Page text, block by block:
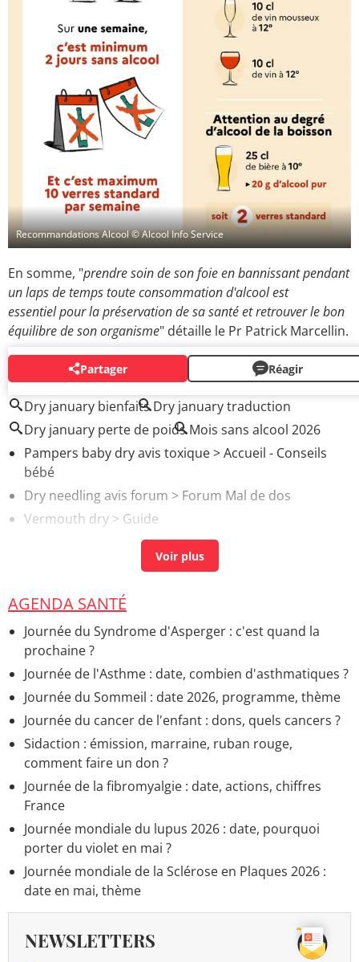
Recommandations Alcool© Alcool Info Service
En somme, "prendre soin de son foie en bannissant pendant
un laps de temps toute consommation d'alcool est
essentiel pour la préservation de sa santé et retrouver le bon
équilibre de son organisme" détaille le Pr Patrick Marcellin.
Partager Réagir
AUTOUR DU MÊME SUJET
Dry january bienfaits Dry january traduction
Dry january perte de poids Mois sans alcool 2026
Pampers baby dry avis toxique> Accueil - Conseils
bébé
Dry needling avis forum > Forum Mal de dos
Vermouth dry > Guide
> Accueil - Pratiques
Maladies alcooliques du foie : liste et symptômes
Dry humping forum
AGENDA SANTÉ
Journée du Syndrome d'Asperger : c'est quand la
prochaine ?
Journée de l'Asthme : date, combien d'asthmatiques ?
Journée du Sommeil : date 2026, programme, thème
Journée du cancer de l'enfant : dons, quels cancers ?
Sidaction : émission, marraine, ruban rouge,
comment faire un don ?
Journée de la fibromyalgie : date, actions, chiffres
France
Journée mondiale du lupus 2026 : date, pourquoi
porter du violet en mai ?
Journée mondiale de la Sclérose en Plaques 2026 :
date en mai, thème
NEWSLETTERS